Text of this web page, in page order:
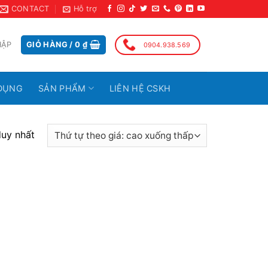
CONTACT Hỗ trợ
GIỎ HÀNG /0 ₫ 0904.938.569
SẢN PHẨM LIÊN HỆ CSKH
nhất